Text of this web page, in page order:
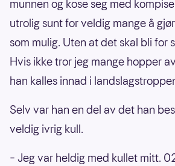
munnen og kose seg med
utrolig sunt for veldig mange å
som mulig. Uten at det skal bli for
Hvis ikke tror jeg mange hopper
han kalles innad i
Selv var han en del av det han
veldig ivrig kull.
– Jeg var heldig med kullet mitt.